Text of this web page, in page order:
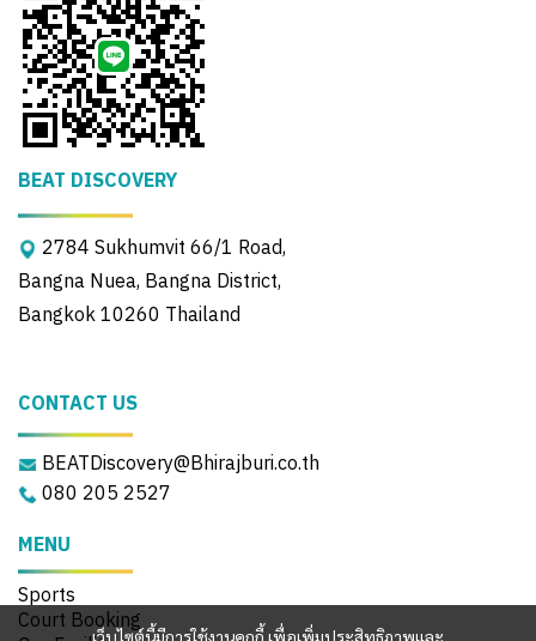
เว็บไซต์นี้มีการใช้งานคุกกี้ เพื่อเพิ่มประสิทธิภาพและ
BEAT DISCOVERY
2784 Sukhumvit 66/1 Road,
Bangna Nuea, Bangna District,
Bangkok 10260 Thailand
CONTACT US
BEATDiscovery@Bhirajburi.co.th
080 205 2527
MENU
Sports
Court Booking